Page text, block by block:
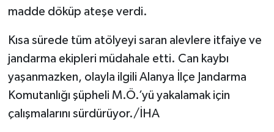
madde döküp ateşe verdi.
Kısa sürede tüm atölyeyi saran alevlere itfaiye ve
jandarma ekipleri müdahale etti. Can kaybı
yaşanmazken, olayla ilgili Alanya İlçe Jandarma
Komutanlığı şüpheli M.Ö.’yü yakalamak için
çalışmalarını sürdürüyor./İHA